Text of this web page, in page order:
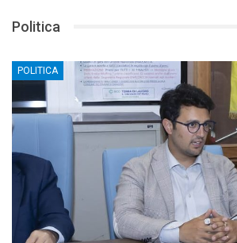
Politica
POLITICA